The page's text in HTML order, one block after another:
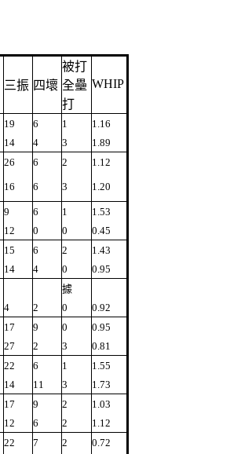
三振 四壞
被打
全壘
打
WHIP
19 6 1 1.16
14 4 3 1.89
26 6 2 1.12
16 6 3 1.20
9 6 1 1.53
12 0 0 0.45
15 6 2 1.43
14 4 0 0.95
據
4 2 0 0.92
17 9 0 0.95
27 2 3 0.81
22 6 1 1.55
14 11 3 1.73
17 9 2 1.03
12 6 2 1.12
22 7 2 0.72